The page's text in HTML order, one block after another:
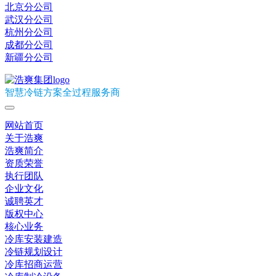
北京分公司
武汉分公司
杭州分公司
成都分公司
新疆分公司
智慧冷链方案全过程服务商
网站首页
关于浩爽
浩爽简介
资质荣誉
执行团队
企业文化
诚聘英才
版权中心
核心业务
冷库安装建造
冷链规划设计
冷库招商运营